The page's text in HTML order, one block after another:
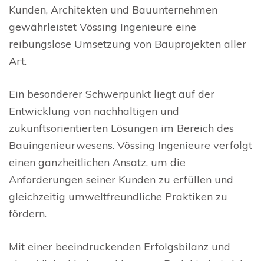
Kunden, Architekten und Bauunternehmen
gewährleistet Vössing Ingenieure eine
reibungslose Umsetzung von Bauprojekten aller
Art.
Ein besonderer Schwerpunkt liegt auf der
Entwicklung von nachhaltigen und
zukunftsorientierten Lösungen im Bereich des
Bauingenieurwesens. Vössing Ingenieure verfolgt
einen ganzheitlichen Ansatz, um die
Anforderungen seiner Kunden zu erfüllen und
gleichzeitig umweltfreundliche Praktiken zu
fördern.
Mit einer beeindruckenden Erfolgsbilanz und